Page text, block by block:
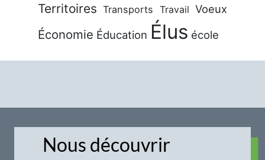
Territoires Transports Travail Voeux
Économie Éducation Élus école
Nous découvrir